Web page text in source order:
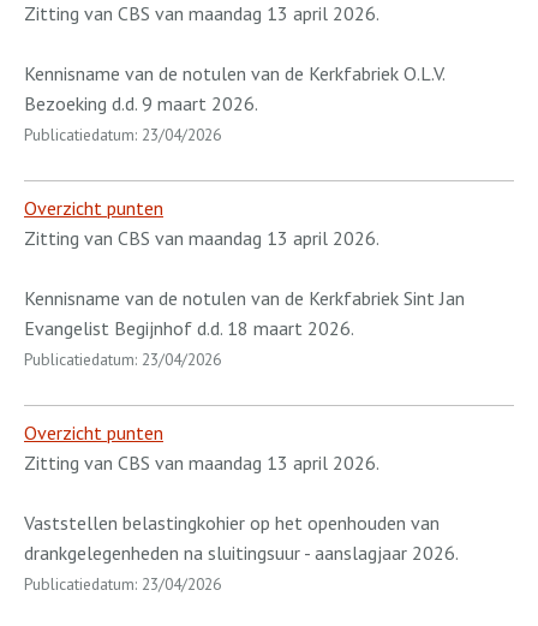
Zitting van CBS van maandag 13 april 2026.
Kennisname van de notulen van de Kerkfabriek O.L.V.
Bezoeking d.d. 9 maart 2026.
Publicatiedatum: 23/04/2026
Overzicht punten
Zitting van CBS van maandag 13 april 2026.
Kennisname van de notulen van de Kerkfabriek Sint Jan
Evangelist Begijnhof d.d. 18 maart 2026.
Publicatiedatum: 23/04/2026
Overzicht punten
Zitting van CBS van maandag 13 april 2026.
Vaststellen belastingkohier op het openhouden van
drankgelegenheden na sluitingsuur - aanslagjaar 2026.
Publicatiedatum: 23/04/2026